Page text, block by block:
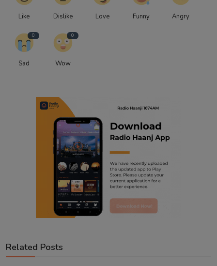
Like Dislike Love Funny Angry
0
Sad
0
Wow
Related Posts